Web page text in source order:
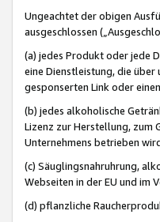
Ungeachtet der obigen
ausgeschlossen
(a) jedes Produkt oder jede
eine Dienstleistung, die
gesponserten Link oder
(b) jedes alkoholische
Lizenz zur Herstellung, zum
Unternehmens betrieben
(c) Säuglingsnahruhrung,
Webseiten in der EU und im
(d) pflanzliche